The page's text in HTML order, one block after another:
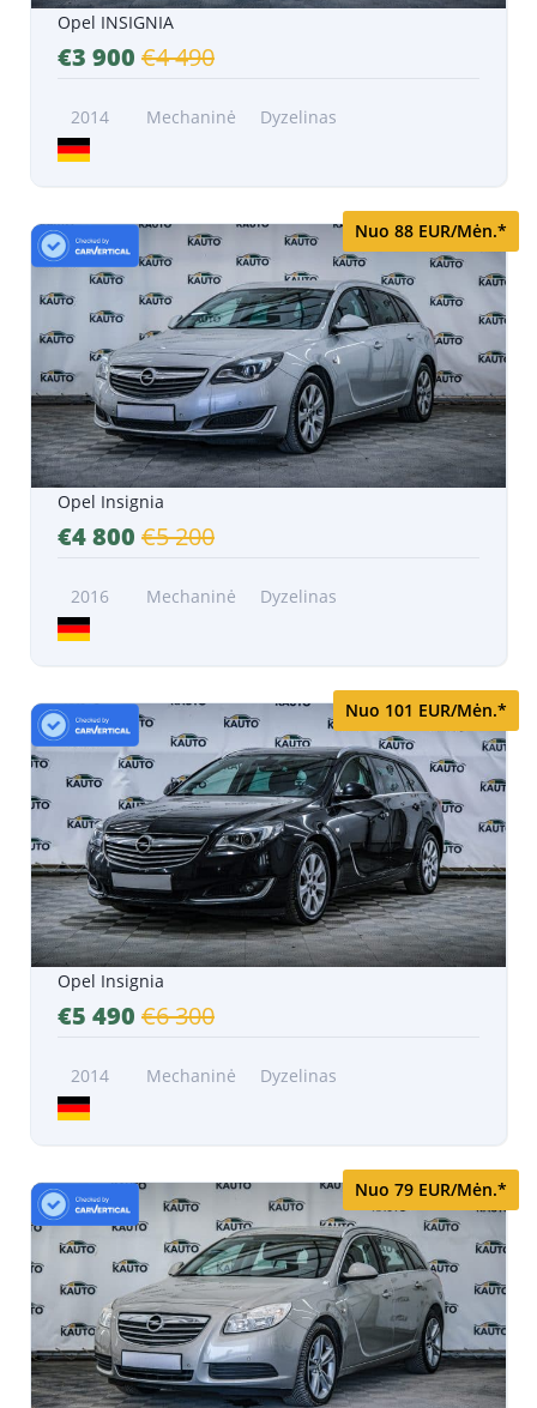
Opel INSIGNIA
€3 900 €4 490
2014 Mechaninė Dyzelinas
Nuo 88 EUR/Mėn.*
Opel Insignia
€4 800 €5 200
2016 Mechaninė Dyzelinas
Nuo 101 EUR/Mėn.*
Opel Insignia
€5 490 €6 300
2014 Mechaninė Dyzelinas
Nuo 79 EUR/Mėn.*